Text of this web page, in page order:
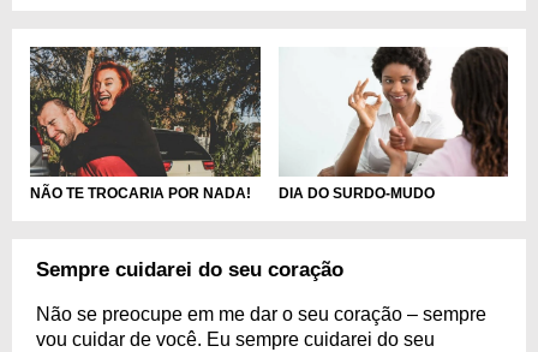
NÃO TE TROCARIA POR NADA! DIA DO SURDO-MUDO
Sempre cuidarei do seu coração
Não se preocupe em me dar o seu coração – sempre
vou cuidar de você. Eu sempre cuidarei do seu